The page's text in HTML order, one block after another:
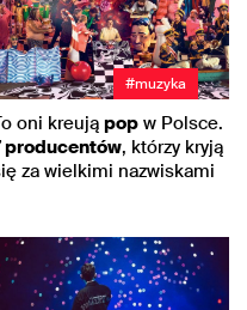
#muzyka
oni kreują pop w Polsce.
producentów, którzy kryją
za wielkimi nazwiskami